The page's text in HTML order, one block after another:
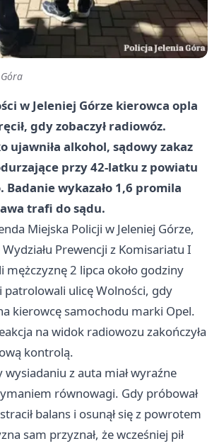
w Jeleniej Górze kierowca opla
gdy zobaczył radiowóz.
ujawniła alkohol, sądowy zakaz
przy 42-latku z powiatu
Badanie wykazało 1,6 promila
trafi do sądu.
Miejska Policji w Jeleniej Górze,
Prewencji z Komisariatu I
mężczyznę 2 lipca około godziny
patrolowali ulicę Wolności, gdy
kierowcę samochodu marki Opel.
na widok radiowozu zakończyła
kontrolą.
z auta miał wyraźne
równowagi. Gdy próbował
balans i osunął się z powrotem
sam przyznał, że wcześniej pił